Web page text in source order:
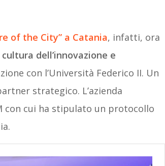
of the City” a Catania, infatti, ora
dell’innovazione e
con l’Università Federico II. Un
strategico. L’azienda
con cui ha stipulato un protocollo